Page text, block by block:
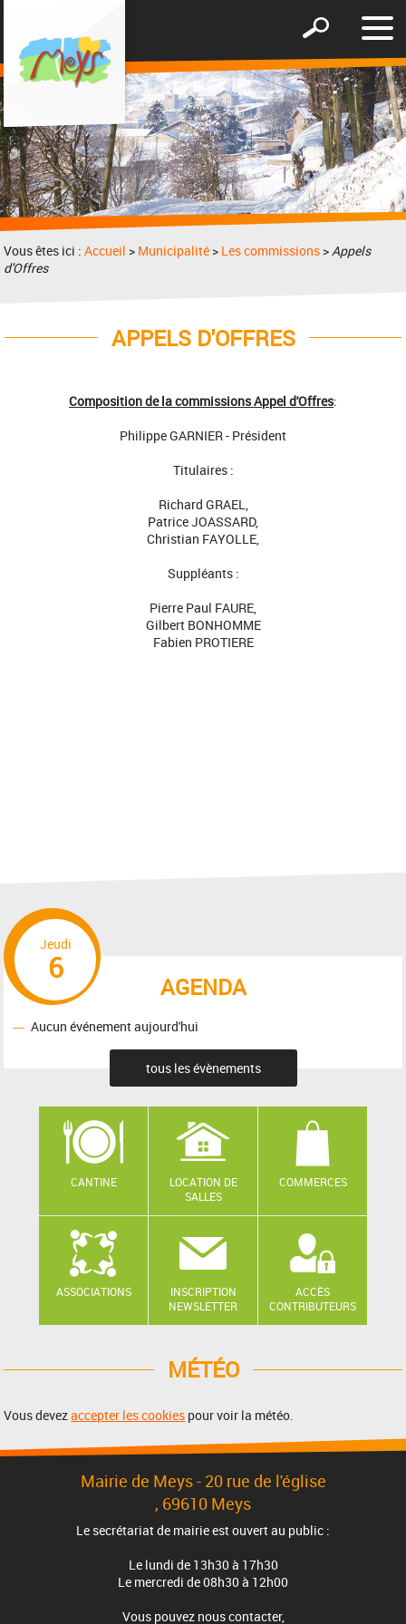
le
Afficher
formulaire
de
recherche
Vous êtes ici :Accueil > Municipalité > Les commissions >Appels
d'Offres
APPELS D'OFFRES
Composition de la commissions Appel d'Offres:
Philippe GARNIER - Président
Titulaires :
Richard GRAEL,
Patrice JOASSARD,
Christian FAYOLLE,
Suppléants :
Pierre Paul FAURE,
Gilbert BONHOMME
Fabien PROTIERE
AGENDA
Jeudi
6
Aucun événement aujourd'hui
tous les évènements
CANTINE
LOCATION DE
SALLES
COMMERCES
ASSOCIATIONS
INSCRIPTION
NEWSLETTER
ACCÈS
CONTRIBUTEURS
MÉTÉO
Vous devezaccepter les cookies pour voir la météo.
Mairie de Meys - 20 rue de l'église
, 69610 Meys
Le secrétariat de mairie est ouvert au public :
Le lundi de 13h30 à 17h30
Le mercredi de 08h30 à 12h00
Vous pouvez nous contacter,